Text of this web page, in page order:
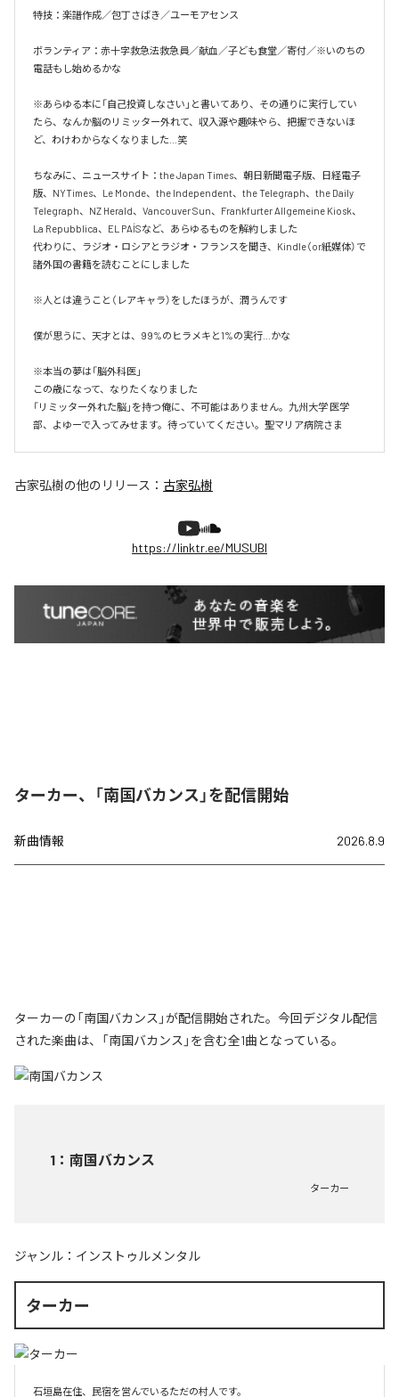
特技：楽譜作成／包丁さばき／ユーモアセンス
ボランティア：赤十字救急法救急員／献血／子ども食堂／寄付／※いのちの
電話もし始めるかな
※あらゆる本に「自己投資しなさい」と書いてあり、その通りに実行してい
たら、なんか脳のリミッター外れて、収入源や趣味やら、把握できないほ
ど、わけわからなくなりました…笑
ちなみに、ニュースサイト：the Japan Times、朝日新聞電子版、日経電子
版、NYTimes、Le Monde、the Independent、the Telegraph、the Daily
Telegraph、NZ Herald、Vancouver Sun、Frankfurter Allgemeine Kiosk、
La Repubblica、EL PAÍSなど、あらゆるものを解約しました
代わりに、ラジオ・ロシアとラジオ・フランスを聞き、Kindle（or紙媒体）で
諸外国の書籍を読むことにしました
※人とは違うこと（レアキャラ）をしたほうが、潤うんです
僕が思うに、天才とは、99%のヒラメキと1%の実行…かな
※本当の夢は「脳外科医」
この歳になって、なりたくなりました
「リミッター外れた脳」を持つ俺に、不可能はありません。九州大学 医学
部、よゆーで入ってみせます。待っていてください。聖マリア病院さま
古家弘樹の他のリリース： 古家弘樹
https://linktr.ee/MUSUBI
ターカー、「南国バカンス」を配信開始
新曲情報 2026.8.9
ターカーの「南国バカンス」が配信開始された。今回デジタル配信
された楽曲は、「南国バカンス」を含む全1曲となっている。
1 ： 南国バカンス
ターカー
ジャンル： インストゥルメンタル
ターカー
石垣島在住、民宿を営んでいるただの村人です。